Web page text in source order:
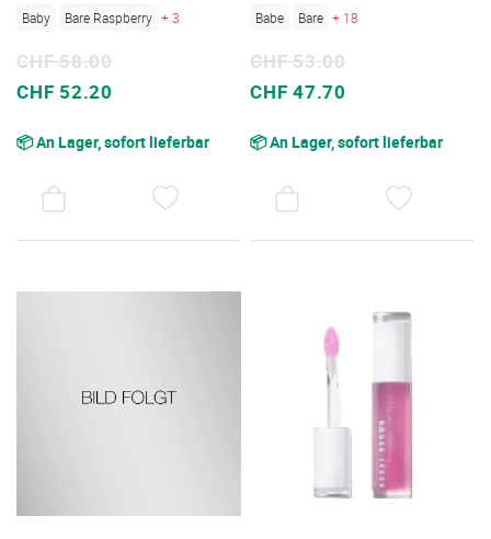
Baby Bare Raspberry + 3
Sonderpreis
CHF 52.20
CHF 58.00
📦 An Lager, sofort lieferbar
Babe Bare + 18
Sonderpreis
CHF 47.70
CHF 53.00
📦 An Lager, sofort lieferbar